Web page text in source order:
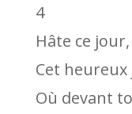
4
Hâte ce
Cet
Où devant